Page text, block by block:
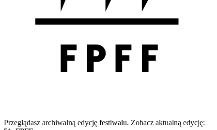
Przeglądasz archiwalną edycję festiwalu. Zobacz aktualną edycję: